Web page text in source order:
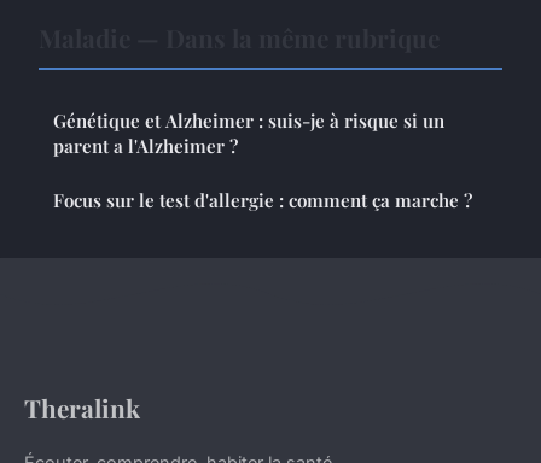
Génétique et Alzheimer : suis-je à risque si un
parent a l'Alzheimer ?
Focus sur le test d'allergie : comment ça marche ?
Theralink